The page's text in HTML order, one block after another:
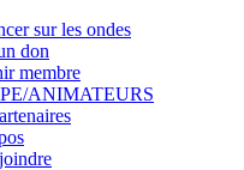
sur les ondes
don
membre
ANIMATEURS